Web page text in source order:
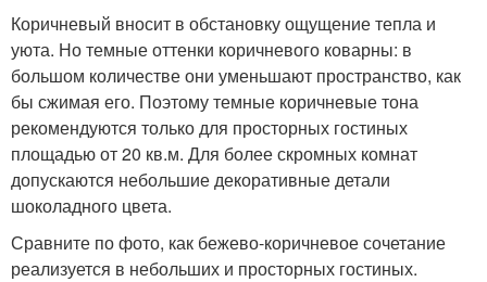
Коричневый вносит в обстановку ощущение тепла и
уюта. Но темные оттенки коричневого коварны: в
большом количестве они уменьшают пространство, как
бы сжимая его. Поэтому темные коричневые тона
рекомендуются только для просторных гостиных
площадью от 20 кв.м. Для более скромных комнат
допускаются небольшие декоративные детали
шоколадного цвета.
Сравните по фото, как бежево-коричневое сочетание
реализуется в небольших и просторных гостиных.